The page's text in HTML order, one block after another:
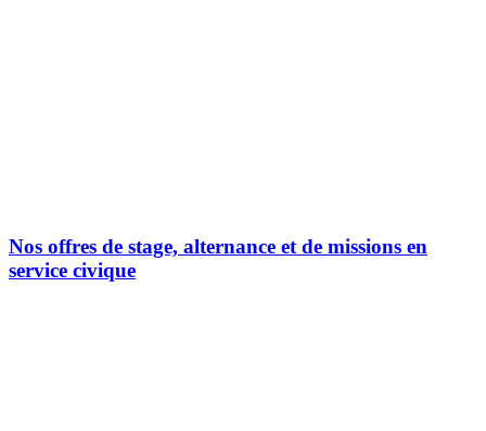
Nos offres de stage, alternance et de missions en
service civique